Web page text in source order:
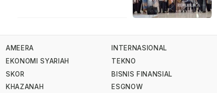
AMEERA
EKONOMI SYARIAH
SKOR
KHAZANAH
INTERNASIONAL
TEKNO
BISNIS FINANSIAL
ESGNOW